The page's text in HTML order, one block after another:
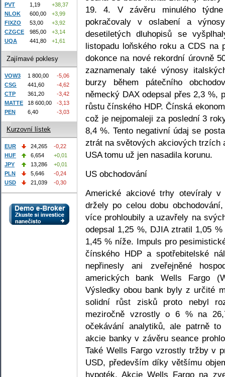
19. 4. V závěru minulého
pokračovaly v oslabení a
desetiletých dluhopisů se
listopadu loňského roku a CDS na
dokonce na nové rekordní úrovně
zaznamenaly také výnosy
burzy během pátečního
německý DAX odepsal přes 2,3 %,
růstu čínského HDP. Čínská
což je nejpomaleji za poslední 3
8,4 %. Tento negativní údaj se
ztrát na světových akciových trzích
USA tomu už jen nasadila korunu.
US obchodování
Americké akciové trhy otevíraly
držely po celou dobu
více prohloubily a uzavřely na
odepsal 1,25 %, DJIA ztratil 1,05
1,45 % níže. Impuls pro
čínského HDP a spotřebitelské
nepřinesly ani zveřejněné
amerických bank Wells Fargo
Výsledky obou bank byly z určité
solidní růst zisků proto nebyl
meziročně vzrostly o 6 % na
očekávání analytiků, ale patrně
akcie banky v závěru seance
Také Wells Fargo vzrostly tržby v
USD, především díky většímu
hypoték. Akcie Wells Fargo na
PVT 1,19
+38,37
NLOK
600,00
+3,99
FIXZO
53,00
+3,92
CZGCE
985,00
+3,14
UQA
441,80 +1,61
Zajímavé poklesy
VOW3 1 800,00
-5,06
CSG
441,60
-4,62
CTP
361,20
-3,42
MATTE
18 600,00
-3,13
PEN
6,40 -3,03
Kurzovní lístek
EUR 24,265
-0,22
HUF
6,654
+0,01
JPY
13,286
+0,01
PLN
5,646
-0,24
USD
21,039 -0,30